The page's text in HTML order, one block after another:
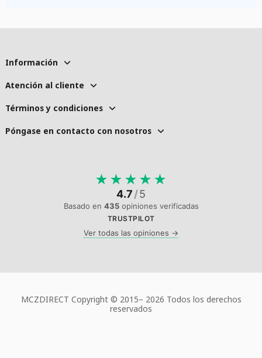
Información
Atención al cliente
Términos y condiciones
Póngase en contacto con nosotros
★ ★ ★ ★ ★
4.7/5
Basado en 435opiniones verificadas
TRUSTPILOT
Ver todas las opiniones →
MCZDIRECT Copyright © 2015– 2026 Todos los derechos
reservados